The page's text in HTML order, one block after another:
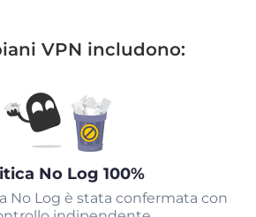
VPN includono:
No Log 100%
No Log è stata confermata con